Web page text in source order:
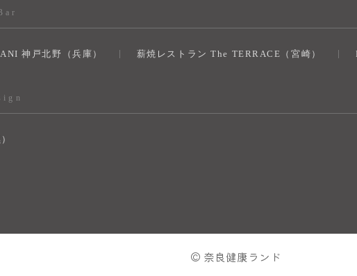
神戸北野（兵庫） 薪焼レストラン The TERRACE（宮崎）
© 奈良健康ランド